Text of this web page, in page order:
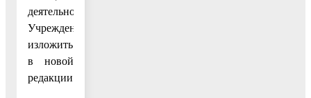
деятельности
Учреждения»
изложить
в новой
редакции: